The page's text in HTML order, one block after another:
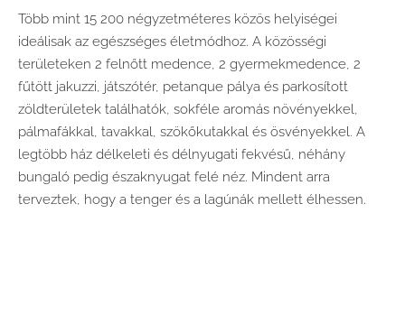
Több mint 15 200 négyzetméteres közös helyiségei
ideálisak az egészséges életmódhoz. A közösségi
területeken 2 felnőtt medence, 2 gyermekmedence, 2
fűtött jakuzzi, játszótér, petanque pálya és parkosított
zöldterületek találhatók, sokféle aromás növényekkel,
pálmafákkal, tavakkal, szökőkutakkal és ösvényekkel. A
legtöbb ház délkeleti és délnyugati fekvésű, néhány
bungaló pedig északnyugat felé néz. Mindent arra
terveztek, hogy a tenger és a lagúnák mellett élhessen.